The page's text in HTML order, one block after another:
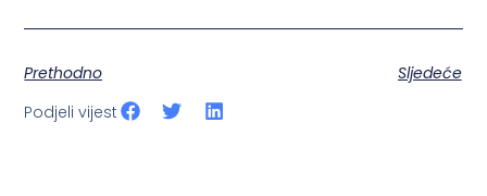
Prethodno
Sljedeće
Podjeli vijest